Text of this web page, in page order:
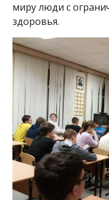
миру люди с
здоровья.